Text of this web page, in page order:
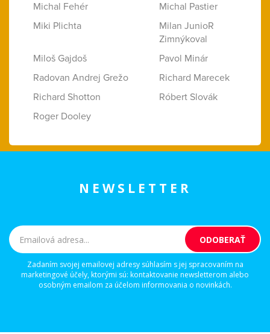
Michal Fehér
Michal Pastier
Miki Plichta
Milan JunioR
Zimnýkoval
Miloš Gajdoš
Pavol Minár
Radovan Andrej Grežo
Richard Marecek
Richard Shotton
Róbert Slovák
Roger Dooley
NEWSLETTER
Zadaním svojej emailovej adresy súhlasím s jej spracovaním na
marketingové účely, ktorými sú: kontaktovanie newsletterom alebo
osobným emailom za účelom informovania o novinkách.